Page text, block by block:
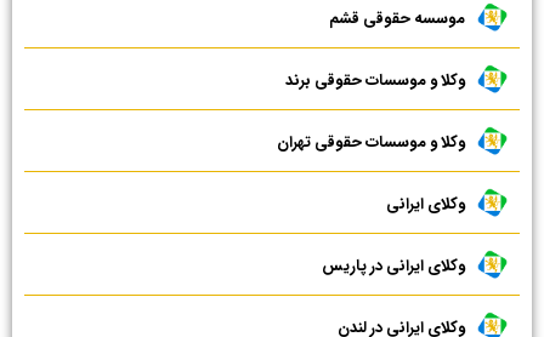
موسسه حقوقی قشم
وکلا و موسسات حقوقی برند
وکلا و موسسات حقوقی تهران
وکلای ایرانی
وکلای ایرانی در پاریس
وکلای ایرانی در لندن